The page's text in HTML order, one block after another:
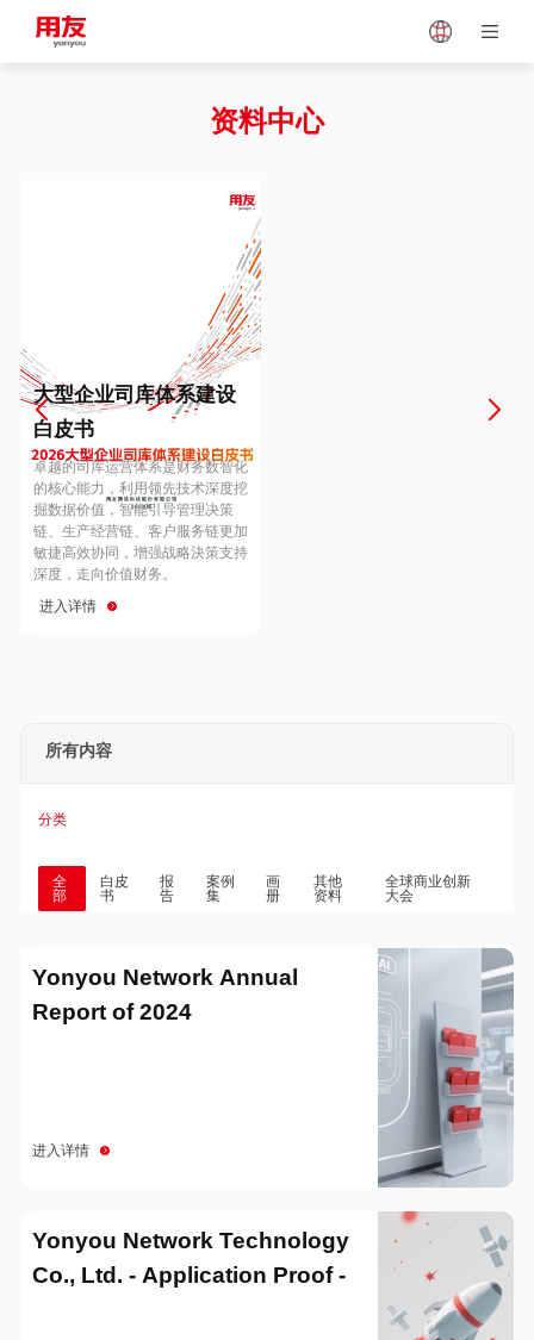
Vietnam
Europe
Hungary
Hong Kong
资料中心
大型企业司库体系建设
白皮书
卓越的司库运营体系是财务数智化
的核心能力，利用领先技术深度挖
掘数据价值，智能引导管理决策
链、生产经营链、客户服务链更加
敏捷高效协同，增强战略決策支持
深度，走向价值财务。
进入详情
所有内容
分类
全
部
白皮
书
报
告
案例
集
画
册
其他
资料
全球商业创新
大会
Yonyou Network Annual
Report of 2024
进入详情
Yonyou Network Technology
Co., Ltd. - Application Proof -